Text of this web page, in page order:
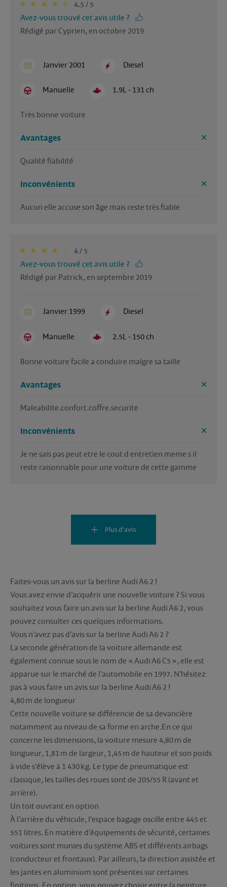
4.5 / 5
Avez-vous trouvé cet avis utile ?
Rédigé par Cyprien, en octobre 2019
Janvier 2001 Diesel
Manuelle 1.9L - 131 ch
Très bonne voiture
Avantages
Qualité fiabilité
Inconvénients
Aucun elle accuse son âge mais reste très fiable
4 / 5
Avez-vous trouvé cet avis utile ?
Rédigé par Patrick, en septembre 2019
Janvier 1999 Diesel
Manuelle 2.5L - 150 ch
Bonne voiture facile a conduire malgre sa taille
Avantages
Maleabilite.confort.coffre.securite
Inconvénients
Je ne sais pas peut etre le cout d entretien meme s il
reste raisonnable pour une voiture de cette gamme
Plus d'avis
Faites-vous un avis sur la berline Audi A6 2 !
Vous avez envie d’acquérir une nouvelle voiture ? Si vous
souhaitez vous faire un avis sur la berline Audi A6 2, vous
pouvez consulter ces quelques informations.
Vous n’avez pas d’avis sur la berline Audi A6 2 ?
La seconde génération de la voiture allemande est
également connue sous le nom de « Audi A6 C5 », elle est
apparue sur le marché de l’automobile en 1997. N’hésitez
pas à vous faire un avis sur la berline Audi A6 2 !
4,80 m de longueur
Cette nouvelle voiture se différencie de sa devancière
notamment au niveau de sa forme en arche.En ce qui
concerne les dimensions, la voiture mesure 4,80 m de
longueur, 1,81 m de largeur, 1,45 m de hauteur et son poids
à vide s’élève à 1 430 kg. Le type de pneumatique est
classique, les tailles des roues sont de 205/55 R (avant et
arrière).
Un toit ouvrant en option
À l’arrière du véhicule, l’espace bagage oscille entre 445 et
551 litres. En matière d’équipements de sécurité, certaines
voitures sont munies du système ABS et différents airbags
(conducteur et frontaux). Par ailleurs, la direction assistée et
les jantes en aluminium sont présentes sur certaines